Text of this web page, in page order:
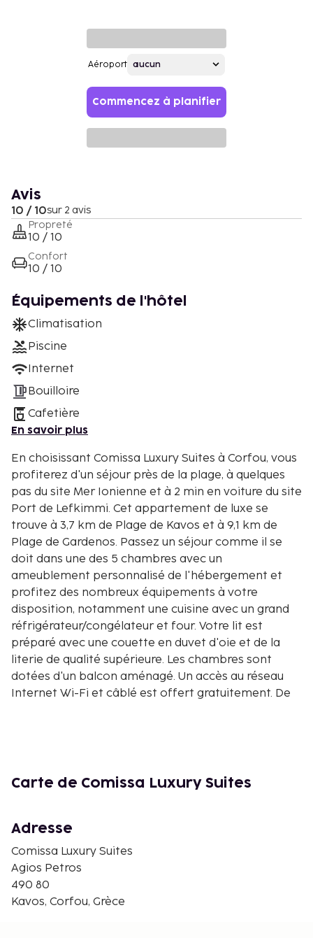
Aéroport
Commencez à planifier
Avis
10 / 10sur 2 avis
Propreté
10 / 10
Confort
10 / 10
Équipements de l'hôtel
Climatisation
Piscine
Internet
Bouilloire
Cafetière
En savoir plus
En choisissant Comissa Luxury Suites à Corfou, vous
profiterez d'un séjour près de la plage, à quelques
pas du site Mer Ionienne et à 2 min en voiture du site
Port de Lefkimmi. Cet appartement de luxe se
trouve à 3,7 km de Plage de Kavos et à 9,1 km de
Plage de Gardenos. Passez un séjour comme il se
doit dans une des 5 chambres avec un
ameublement personnalisé de l'hébergement et
profitez des nombreux équipements à votre
disposition, notamment une cuisine avec un grand
réfrigérateur/congélateur et four. Votre lit est
préparé avec une couette en duvet d'oie et de la
literie de qualité supérieure. Les chambres sont
dotées d'un balcon aménagé. Un accès au réseau
Internet Wi-Fi et câblé est offert gratuitement. De
Mer Ionienne - 0,1 km
Plage de Parakládi - 0,7 km
Port de Lefkimmi - 1,8 km
Plage de Kavos - 3,9 km
Lac Tsilaria - 4,1 km
Plage Melikia - 4,7 km
Carte de Comissa Luxury Suites
Adresse
Comissa Luxury Suites
Agios Petros
490 80
Kavos, Corfou, Grèce